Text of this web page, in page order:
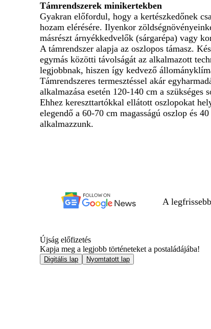
Támrendszerek minikertekben
Gyakran előfordul, hogy a kertészkedőnek
hozam elérésére. Ilyenkor
másrészt árnyékkedvelők (sárgarépa) vagy
A támrendszer alapja az oszlopos támasz.
egymás közötti távolságát az alkalmazott
legjobbnak, hiszen így kedvező
Támrendszeres termesztéssel akár
alkalmazása esetén 120-140 cm a
Ehhez kereszttartókkal ellátott oszlopokat
elegendő a 60-70 cm magasságú oszlop és
alkalmazzunk.
A
Újság előfizetés
Kapja meg a legjobb történeteket a postaládájába!
Digitális lap Nyomtatott lap